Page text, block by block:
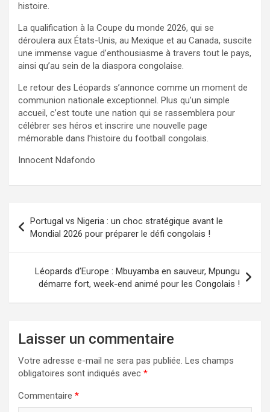
histoire.
La qualification à la Coupe du monde 2026, qui se
déroulera aux États-Unis, au Mexique et au Canada, suscite
une immense vague d’enthousiasme à travers tout le pays,
ainsi qu’au sein de la diaspora congolaise.
Le retour des Léopards s’annonce comme un moment de
communion nationale exceptionnel. Plus qu’un simple
accueil, c’est toute une nation qui se rassemblera pour
célébrer ses héros et inscrire une nouvelle page
mémorable dans l’histoire du football congolais.
Innocent Ndafondo
de
l’article
Portugal vs Nigeria : un choc stratégique avant le
Mondial 2026 pour préparer le défi congolais !
Léopards d’Europe : Mbuyamba en sauveur, Mpungu
démarre fort, week-end animé pour les Congolais !
Laisser un commentaire
Votre adresse e-mail ne sera pas publiée. Les champs
obligatoires sont indiqués avec *
Commentaire *